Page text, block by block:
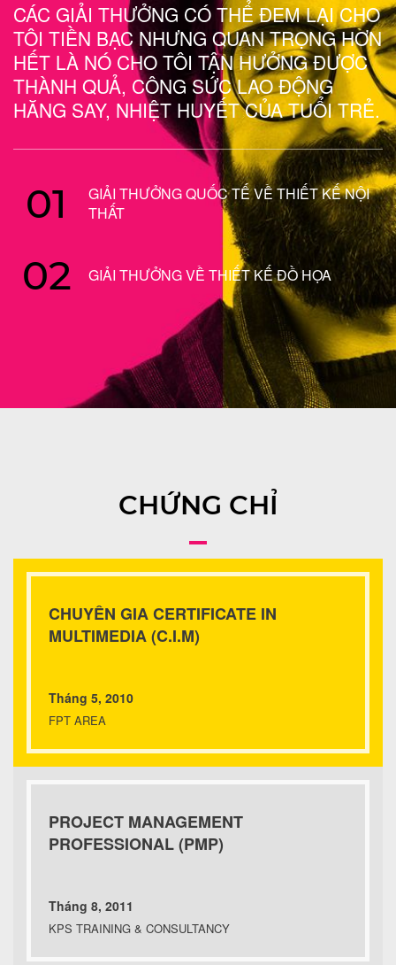
CÁC GIẢI THƯỞNG CÓ THỂ ĐEM LẠI CHO
TÔI TIỀN BẠC NHƯNG QUAN TRỌNG HƠN
HẾT LÀ NÓ CHO TÔI TẬN HƯỞNG ĐƯỢC
THÀNH QUẢ, CÔNG SỨC LAO ĐỘNG
HĂNG SAY, NHIỆT HUYẾT CỦA TUỔI TRẺ.
01
GIẢI THƯỞNG QUỐC TẾ VỀ THIẾT KẾ NỘI
THẤT
02 GIẢI THƯỞNG VỀ THIẾT KẾ ĐỒ HỌA
CHỨNG CHỈ
CHUYÊN GIA CERTIFICATE IN
MULTIMEDIA (C.I.M)
Tháng 5, 2010
FPT AREA
PROJECT MANAGEMENT
PROFESSIONAL (PMP)
Tháng 8, 2011
KPS TRAINING & CONSULTANCY